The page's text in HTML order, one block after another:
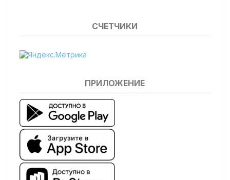
СЧЕТЧИКИ
ПРИЛОЖЕНИЕ